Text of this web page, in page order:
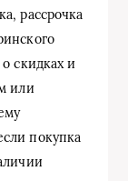
рассрочка
скидках и
или
покупка